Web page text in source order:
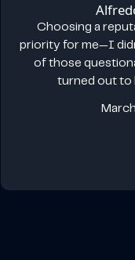
Choosing a
priority for me—I
of those
turned out to